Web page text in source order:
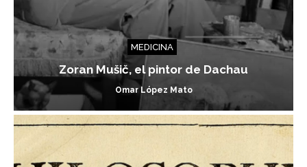
MEDICINA
Zoran Mušič, el pintor de Dachau
Omar López Mato